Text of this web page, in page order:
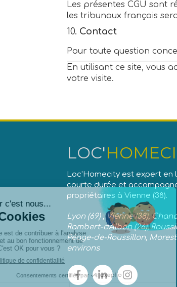
Les présentes CGU sont
les tribunaux français
10. Contact
Pour toute question
En utilisant ce site, vous
votre visite.
LOC'
Loc'Homecity est expert en
courte durée et
propriétaires à Vienne (38).
Lyon (69) , Vienne (38),
Rambert-d'Albon (26),
Péage-de-Roussillon,
environs